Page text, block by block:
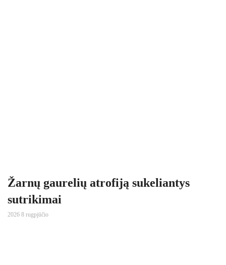
Žarnų gaurelių atrofiją sukeliantys
sutrikimai
2026 8 rugpjūčio